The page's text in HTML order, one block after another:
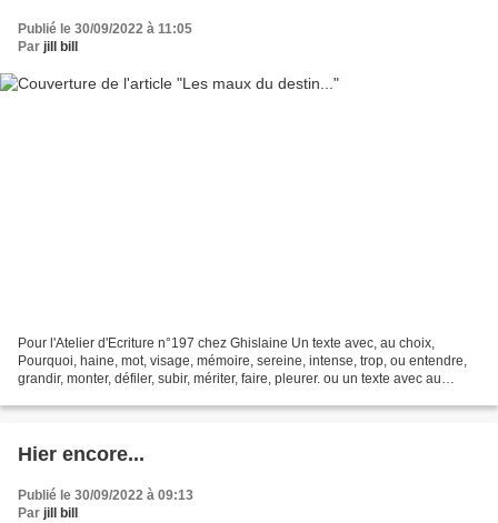
Publié le 30/09/2022 à 11:05
Par jill bill
Pour l'Atelier d'Ecriture n°197 chez Ghislaine Un texte avec, au choix,
Pourquoi, haine, mot, visage, mémoire, sereine, intense, trop, ou entendre,
grandir, monter, défiler, subir, mériter, faire, pleurer. ou un texte avec au
Hier encore...
Publié le 30/09/2022 à 09:13
Par jill bill